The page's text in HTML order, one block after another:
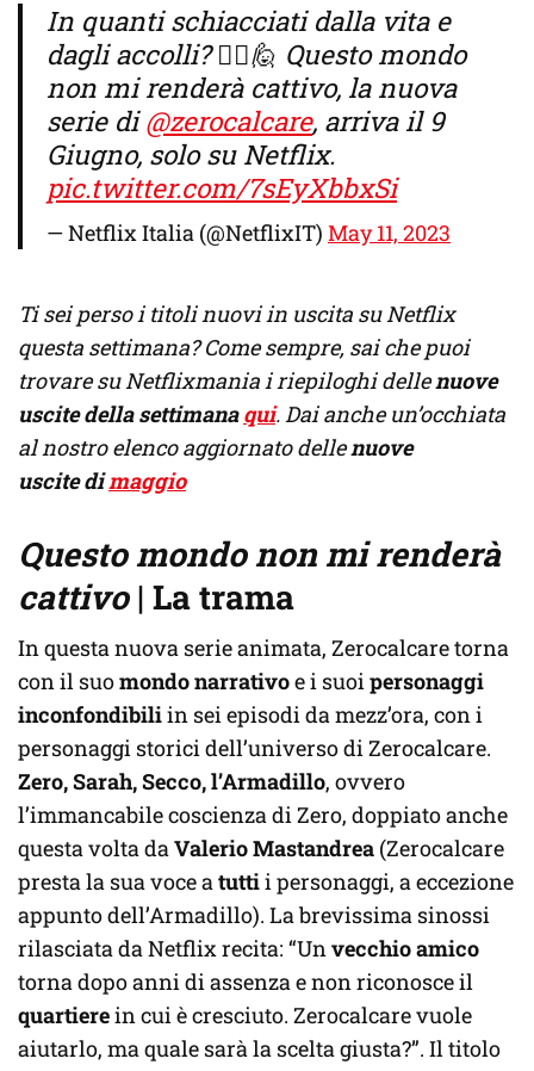
In quanti schiacciati dalla vita e
dagli accolli? 🙋‍♀️🙋 Questo mondo
non mi renderà cattivo, la nuova
serie di@zerocalcare, arriva il 9
Giugno, solo su Netflix.
pic.twitter.com/7sEyXbbxSi
— Netflix Italia (@NetflixIT) May 11, 2023
Ti sei perso i titoli nuovi in uscita su Netflix
questa settimana? Come sempre, sai che puoi
trovare su Netflixmania i riepiloghi dellenuove
uscite della settimana qui. Dai anche un’occhiata
al nostro elenco aggiornato dellenuove
uscitedimaggio
Questo mondo non mi renderà
cattivo| La trama
In questa nuova serie animata, Zerocalcare torna
con il suomondo narrativoe i suoi personaggi
inconfondibiliin sei episodi da mezz’ora, con i
personaggi storici dell’universo di Zerocalcare.
Zero, Sarah, Secco, l’Armadillo, ovvero
l’immancabile coscienza di Zero, doppiato anche
questa volta da Valerio Mastandrea (Zerocalcare
presta la sua voce a tuttii personaggi, a eccezione
appunto dell’Armadillo). La brevissima sinossi
rilasciata da Netflix recita: “Un vecchio amico
torna dopo anni di assenza e non riconosce il
quartierein cui è cresciuto. Zerocalcare vuole
aiutarlo, ma quale sarà la scelta giusta?”. Il titolo